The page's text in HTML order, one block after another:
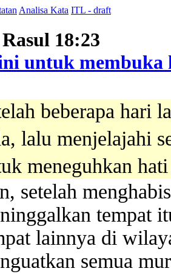
Analisa Kata ITL - draft
18:23
beberapa hari
lalu menjelajahi
meneguhkan
setelah
tempat
lainnya di
semua